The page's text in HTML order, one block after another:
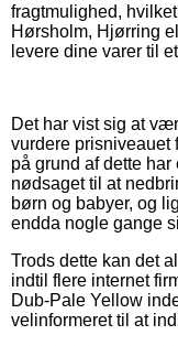
fragtmulighed,
Hørsholm, Hjørring
levere dine varer til
Det har vist sig at
vurdere prisniveauet
på grund af dette
nødsaget til at
børn og babyer, og
endda nogle gange
Trods dette kan det
indtil flere internet
Dub-Pale Yellow
velinformeret til at